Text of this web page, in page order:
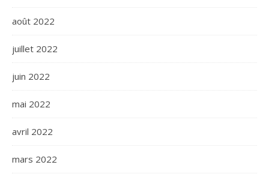
août 2022
juillet 2022
juin 2022
mai 2022
avril 2022
mars 2022